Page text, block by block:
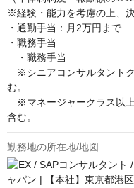
※経験・能力を考慮の上、決
・通勤手当：月2万円まで
・職務手当
・職務手当
※シニアコンサルタント
む。
※マネージャークラス以
含む。
勤務地の所在地/地図